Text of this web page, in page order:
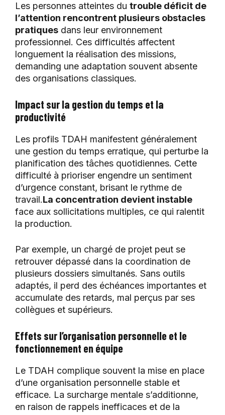
Les personnes atteintes du trouble déficit de
l’attention rencontrent plusieurs obstacles
pratiques dans leur environnement
professionnel. Ces difficultés affectent
longuement la réalisation des missions,
demanding une adaptation souvent absente
des organisations classiques.
Impact sur la gestion du temps et la
productivité
Les profils TDAH manifestent généralement
une gestion du temps erratique, qui perturbe la
planification des tâches quotidiennes. Cette
difficulté à prioriser engendre un sentiment
d’urgence constant, brisant le rythme de
travail.La concentration devient instable
face aux sollicitations multiples, ce qui ralentit
la production.
Par exemple, un chargé de projet peut se
retrouver dépassé dans la coordination de
plusieurs dossiers simultanés. Sans outils
adaptés, il perd des échéances importantes et
accumulate des retards, mal perçus par ses
collègues et supérieurs.
Effets sur l’organisation personnelle et le
fonctionnement en équipe
Le TDAH complique souvent la mise en place
d’une organisation personnelle stable et
efficace. La surcharge mentale s’additionne,
en raison de rappels inefficaces et de la